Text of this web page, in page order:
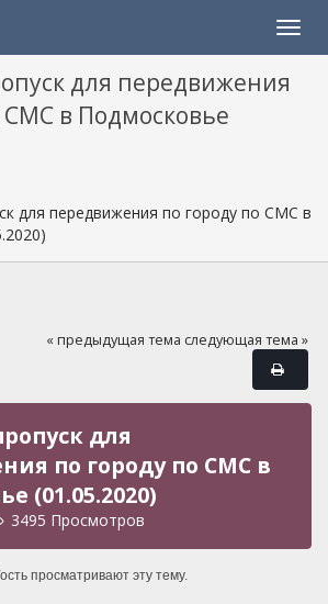
для передвижения
СМС в Подмосковье
для передвижения по городу по СМС в
« предыдущая тема следующая тема »
для
по городу по СМС в
(01.05.2020)
3495 Просмотров
просматривают эту тему.